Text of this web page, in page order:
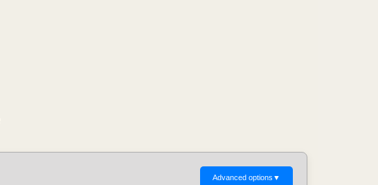
Advanced options ▼